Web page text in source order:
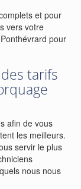
et pour
vers votre
pour
tarifs
afin de vous
les meilleurs.
servir le plus
nous nous